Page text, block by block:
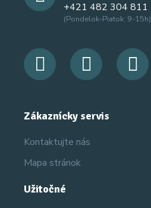
+421 482 304 811
(Pondelok-Piatok: 9-15h)
Zákaznícky servis
Kontaktujte nás
Mapa stránok
Užitočné